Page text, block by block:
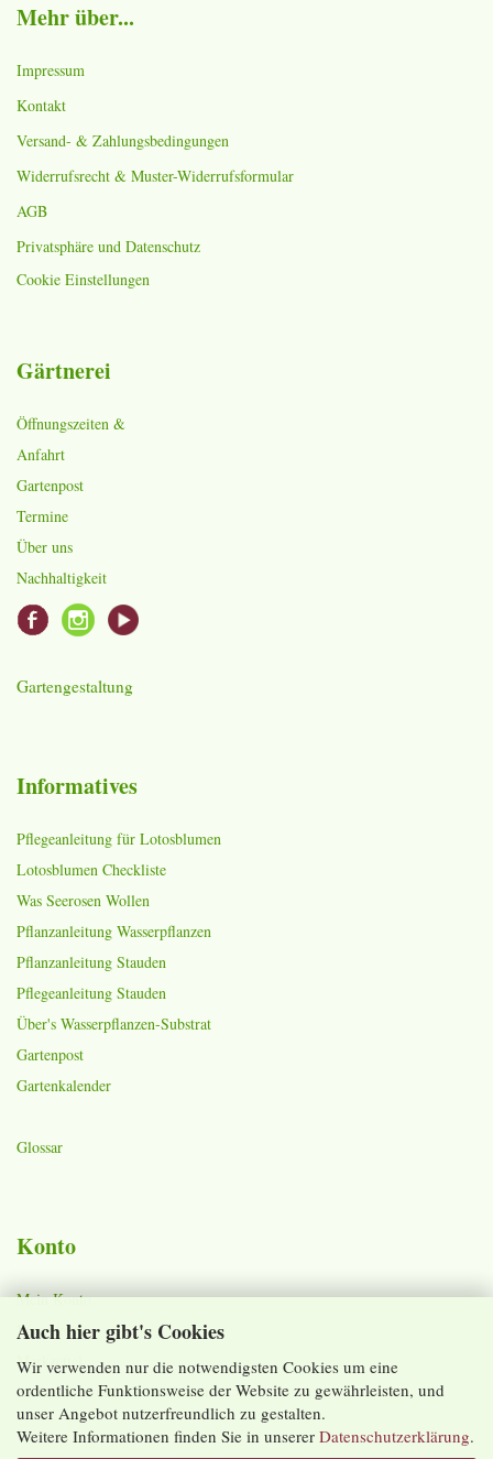
Auch hier gibt's Cookies
Wir verwenden nur die notwendigsten Cookies um eine
ordentliche Funktionsweise der Website zu gewährleisten, und
unser Angebot nutzerfreundlich zu gestalten.
Weitere Informationen finden Sie in unserer Datenschutzerklärung.
Mehr über...
Impressum
Kontakt
Versand- & Zahlungsbedingungen
Widerrufsrecht & Muster-Widerrufsformular
AGB
Privatsphäre und Datenschutz
Cookie Einstellungen
Gärtnerei
Öffnungszeiten &
Anfahrt
Gartenpost
Termine
Über uns
Nachhaltigkeit
Gartengestaltung
Informatives
Pflegeanleitung für Lotosblumen
Lotosblumen Checkliste
Was Seerosen Wollen
Pflanzanleitung Wasserpflanzen
Pflanzanleitung Stauden
Pflegeanleitung Stauden
Über's Wasserpflanzen-Substrat
Gartenpost
Gartenkalender
Glossar
Konto
Mein Konto
Warenkorb
Merkzettel
Lieferzeiten und Versandkosten